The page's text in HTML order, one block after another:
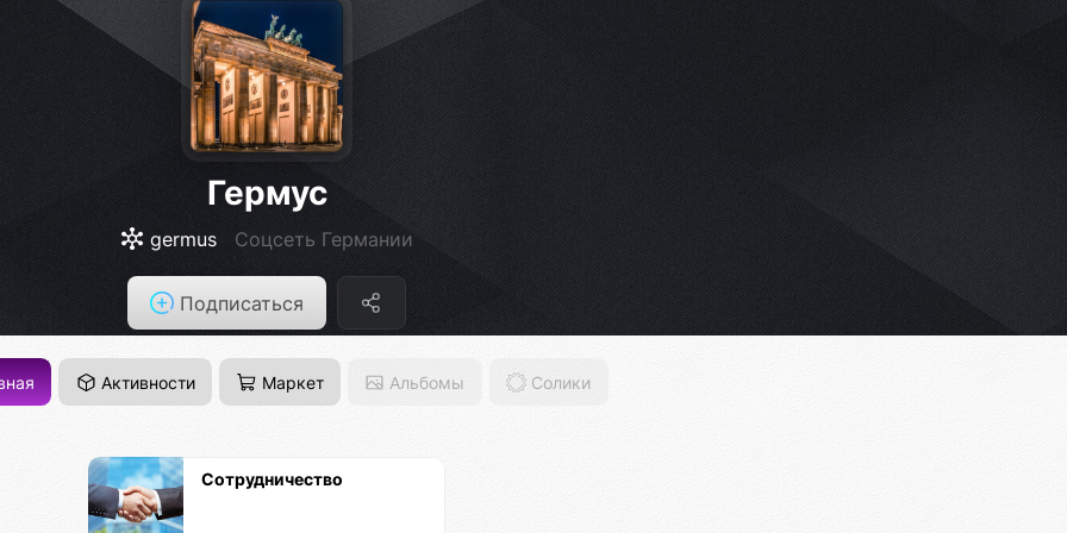
Гермус
germus Соцсеть Германии
Подписаться
Активности Маркет Альбомы Солики
Сотрудничество